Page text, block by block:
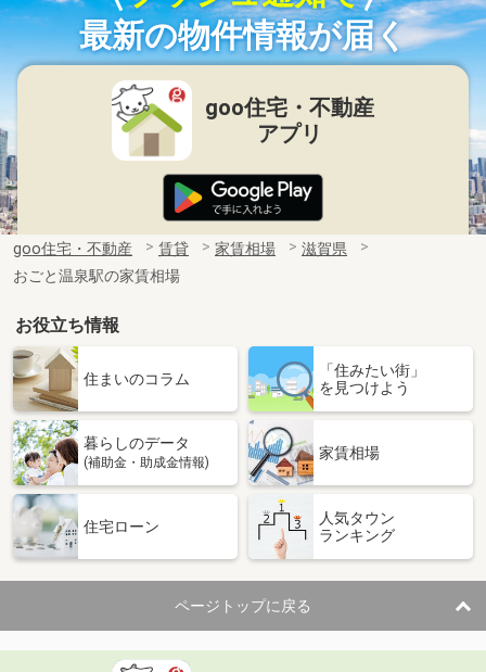
最新の物件情報が届く
goo住宅・不動産
アプリ
goo住宅・不動産 賃貸 家賃相場
滋賀県
おごと温泉駅の家賃相場
お役立ち情報
住まいのコラム
「住みたい街」
を見つけよう
暮らしのデータ
(補助金・助成金情報)
家賃相場
住宅ローン
人気タウン
ランキング
ページトップに戻る